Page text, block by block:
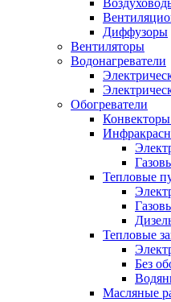
Диффузоры
Вентиляторы
Водонагреватели
Обогреватели
Конвекторы
Тепловые
Тепловые
Без
Масляные